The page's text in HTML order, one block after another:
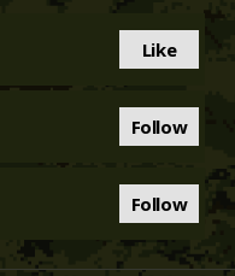
Like
Follow
Follow